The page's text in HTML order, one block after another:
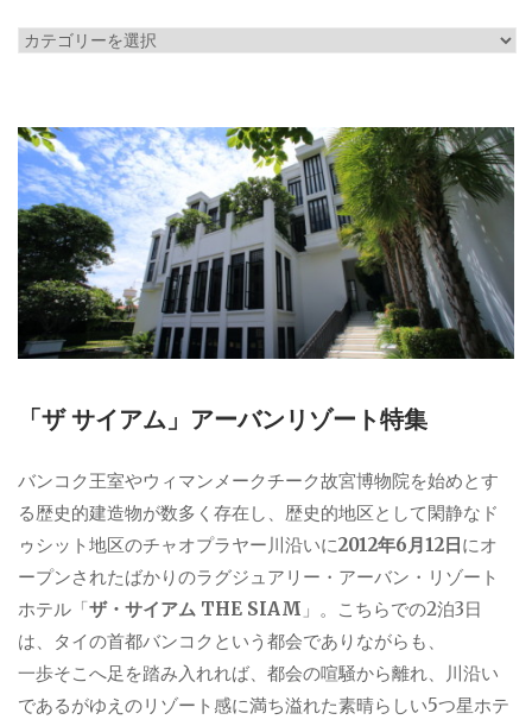
カ
リ
ー
「ザ サイアム」アーバンリゾート特集
バンコク王室やウィマンメークチーク故宮博物院を始めとす
る歴史的建造物が数多く存在し、歴史的地区として閑静なド
ゥシット地区のチャオプラヤー川沿いに2012年6月12日にオ
ープンされたばかりのラグジュアリー・アーバン・リゾート
ホテル「ザ・サイアム THE SIAM 」。こちらでの2泊3日
は、タイの首都バンコクという都会でありながらも、
一歩そこへ足を踏み入れれば、都会の喧騒から離れ、川沿い
であるがゆえのリゾート感に満ち溢れた素晴らしい5つ星ホテ